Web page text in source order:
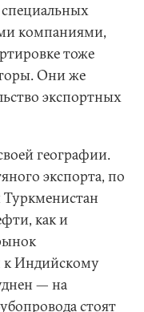
специальных
компаниями,
тоже
Они же
экспортных
географии.
экспорта, по
как и
к Индийскому
— на
стоят